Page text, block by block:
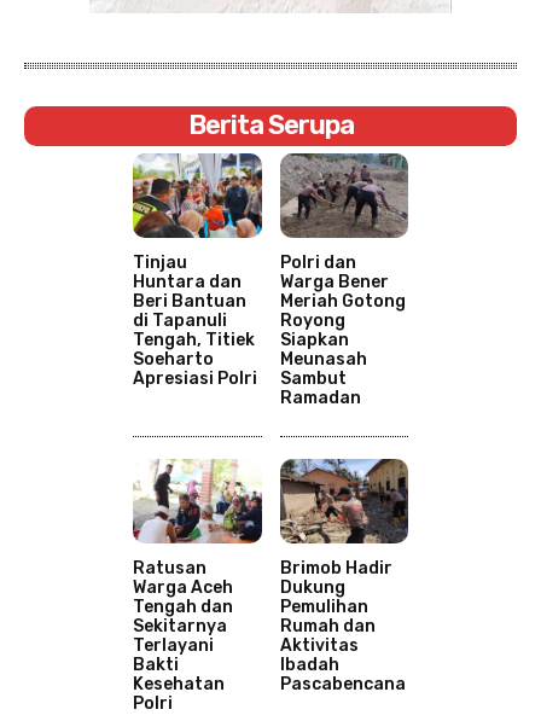
Berita Serupa
Tinjau
Huntara dan
Beri Bantuan
di Tapanuli
Tengah, Titiek
Soeharto
Apresiasi Polri
Polri dan
Warga Bener
Meriah Gotong
Royong
Siapkan
Meunasah
Sambut
Ramadan
Ratusan
Warga Aceh
Tengah dan
Sekitarnya
Terlayani
Bakti
Kesehatan
Polri
Brimob Hadir
Dukung
Pemulihan
Rumah dan
Aktivitas
Ibadah
Pascabencana